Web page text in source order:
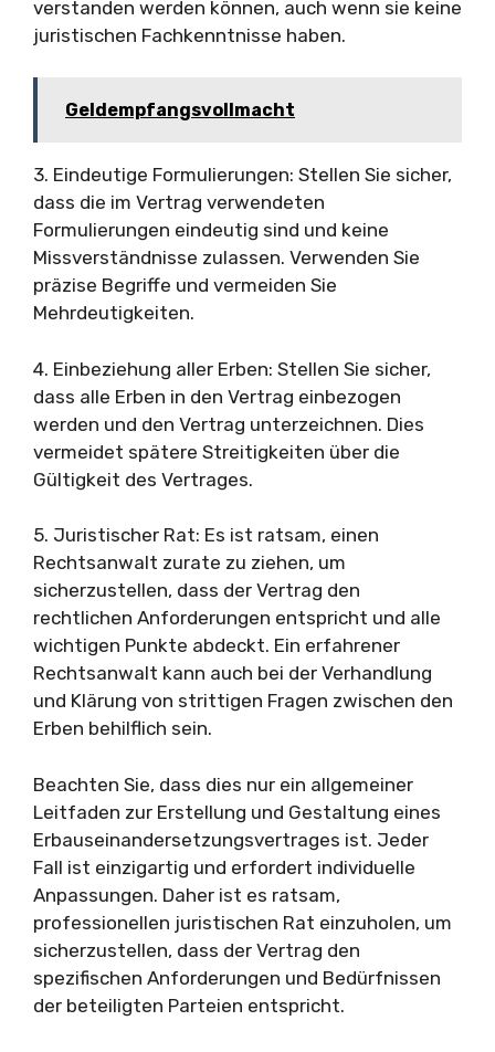
verstanden werden können, auch wenn sie keine
juristischen Fachkenntnisse haben.
Geldempfangsvollmacht
3. Eindeutige Formulierungen: Stellen Sie sicher,
dass die im Vertrag verwendeten
Formulierungen eindeutig sind und keine
Missverständnisse zulassen. Verwenden Sie
präzise Begriffe und vermeiden Sie
Mehrdeutigkeiten.
4. Einbeziehung aller Erben: Stellen Sie sicher,
dass alle Erben in den Vertrag einbezogen
werden und den Vertrag unterzeichnen. Dies
vermeidet spätere Streitigkeiten über die
Gültigkeit des Vertrages.
5. Juristischer Rat: Es ist ratsam, einen
Rechtsanwalt zurate zu ziehen, um
sicherzustellen, dass der Vertrag den
rechtlichen Anforderungen entspricht und alle
wichtigen Punkte abdeckt. Ein erfahrener
Rechtsanwalt kann auch bei der Verhandlung
und Klärung von strittigen Fragen zwischen den
Erben behilflich sein.
Beachten Sie, dass dies nur ein allgemeiner
Leitfaden zur Erstellung und Gestaltung eines
Erbauseinandersetzungsvertrages ist. Jeder
Fall ist einzigartig und erfordert individuelle
Anpassungen. Daher ist es ratsam,
professionellen juristischen Rat einzuholen, um
sicherzustellen, dass der Vertrag den
spezifischen Anforderungen und Bedürfnissen
der beteiligten Parteien entspricht.